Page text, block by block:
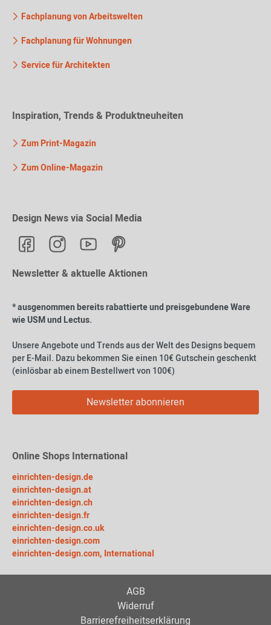
Fachplanung von Arbeitswelten
Fachplanung für Wohnungen
Service für Architekten
Inspiration, Trends & Produktneuheiten
Zum Print-Magazin
Zum Online-Magazin
Design News via Social Media
Newsletter & aktuelle Aktionen
* ausgenommen bereits rabattierte und preisgebundene Ware
wie USM und Lectus.
Unsere Angebote und Trends aus der Welt des Designs bequem
per E-Mail. Dazu bekommen Sie einen 10€ Gutschein geschenkt
(einlösbar ab einem Bestellwert von 100€)
Newsletter abonnieren
Online Shops International
einrichten-design.de
einrichten-design.at
einrichten-design.ch
einrichten-design.fr
einrichten-design.co.uk
einrichten-design.com
einrichten-design.com, International
AGB
Widerruf
Barrierefreiheitserklärung